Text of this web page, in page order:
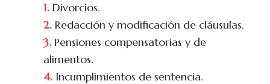
1.Divorcios.
2.Redacción y modificación de cláusulas.
3.Pensiones compensatorias y de
alimentos.
4. Incumplimientos de sentencia.